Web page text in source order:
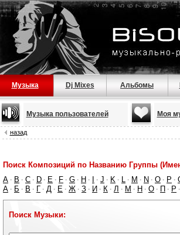
Музыка Dj Mixes Альбомы
Музыка пользователей Моя
назад
Поиск Композиций по Названию Группы
A · B · C · D · E · F · G · H · · J · K · L · M · N · O · P ·
А · Б · В · Г · Д · Е · Ж · З · И · К · Л · М · Н · О · П · Р ·
Поиск Музыки: